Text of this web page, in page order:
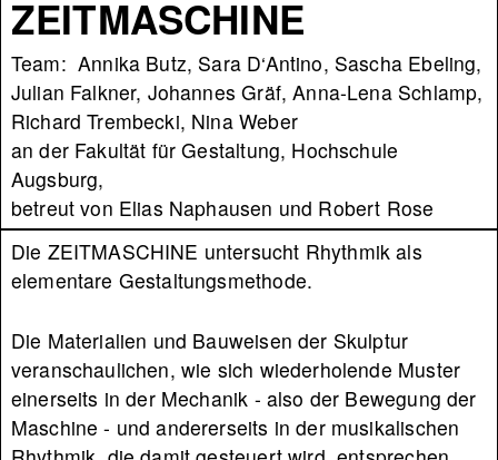
ZEITMASCHINE
Team: Annika Butz, Sara D‘Antino, Sascha Ebeling,
Julian Falkner, Johannes Gräf, Anna-Lena Schlamp,
Richard Trembecki, Nina Weber
an der Fakultät für Gestaltung, Hochschule
Augsburg,
betreut von Elias Naphausen und Robert Rose
Die ZEITMASCHINE untersucht Rhythmik als
elementare Gestaltungsmethode.
Die Materialien und Bauweisen der Skulptur
veranschaulichen, wie sich wiederholende Muster
einerseits in der Mechanik - also der Bewegung der
Maschine - und andererseits in der musikalischen